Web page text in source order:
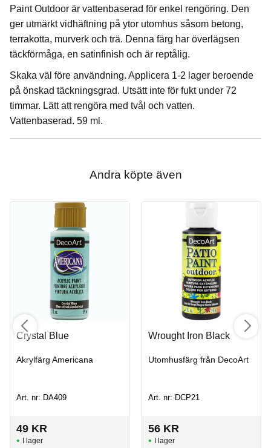
Paint Outdoor är vattenbaserad för enkel rengöring. Den
ger utmärkt vidhäftning på ytor utomhus såsom betong,
terrakotta, murverk och trä. Denna färg har överlägsen
täckförmåga, en satinfinish och är reptålig.
Skaka väl före användning. Applicera 1-2 lager beroende
på önskad täckningsgrad. Utsätt inte för fukt under 72
timmar. Lätt att rengöra med tvål och vatten.
Vattenbaserad. 59 ml.
Andra köpte även
Crystal Blue
Akrylfärg Americana
Art. nr: DA409
49 KR
I lager
Wrought Iron Black
Utomhusfärg från DecoArt
Art. nr: DCP21
56 KR
I lager